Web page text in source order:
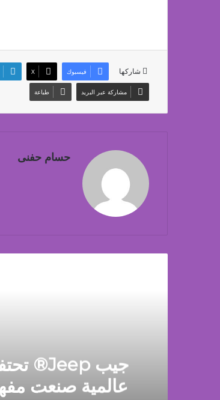
شاركها فيسبوك ‫X
مشاركة عبر البريد طباعة
حسام حفنى
عالمية صنعت